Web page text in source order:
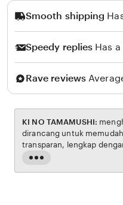
Smooth shipping
Speedy replies Has
Rave reviews
Read
the
KI NO TAMAMUSHI:
dirancang untuk memudahkan pemain
transparan, lengkap dengan fitur login cepat dan navigasi yang ramah pengguna. Setiap
transaksi dijamin aman, sementara update hasil dan informasi
pecinta BOKEP online